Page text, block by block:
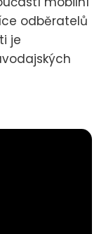
odběratelů
je